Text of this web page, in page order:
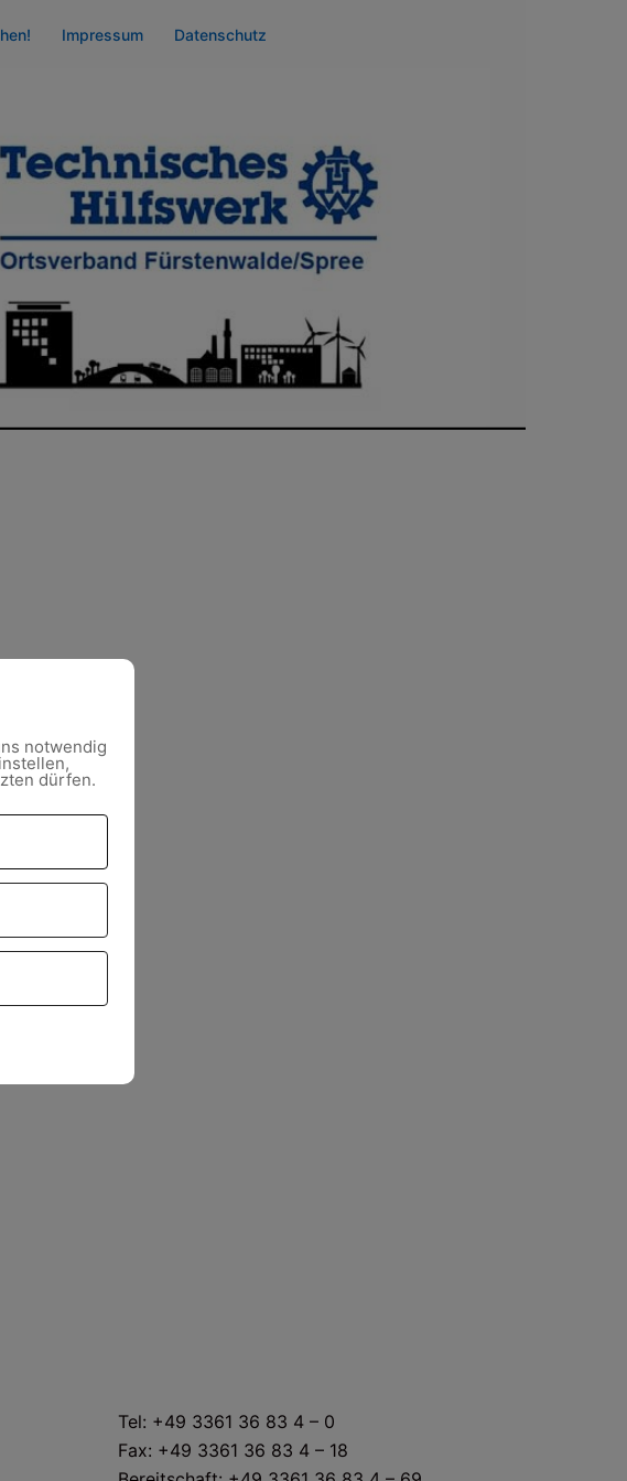
Impressum Datenschutz
Tel: +49 3361 36 83 4 – 0
Fax: +49 3361 36 83 4 – 18
notwendig
dürfen.